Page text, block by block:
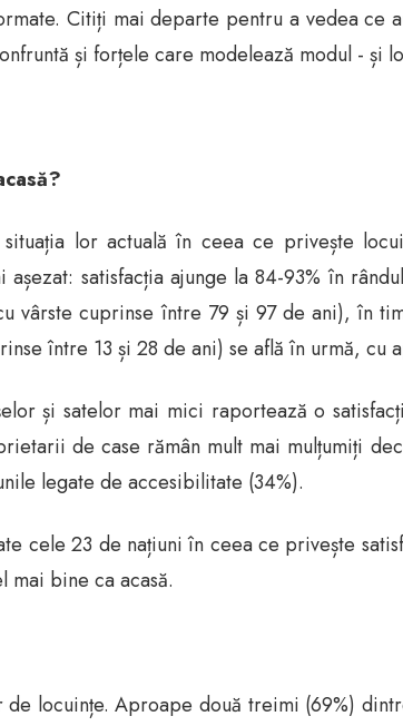
Citiți mai departe pentru a vedea ce
și forțele care modelează modul - și
lor actuală în ceea ce privește
satisfacția ajunge la 84-93% în
vârste cuprinse între 79 și 97 de ani), în
între 13 și 28 de ani) se află în urmă, cu
și satelor mai mici raportează o
de case rămân mult mai mulțumiți
legate de accesibilitate (34%).
cele 23 de națiuni în ceea ce privește
mai bine ca acasă.
locuințe. Aproape două treimi (69%)